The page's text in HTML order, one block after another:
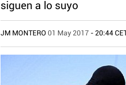
siguen a lo suyo
JM MONTERO 01 May 2017 - 20:44